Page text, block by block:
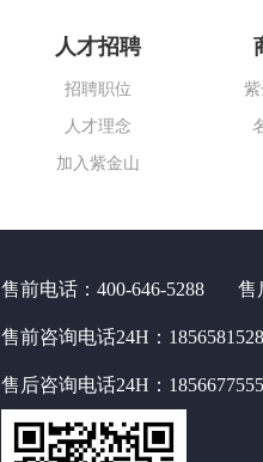
人才招聘
招聘职位
人才理念
加入紫金山
紫
售前电话：400-646-5288 售
售前咨询电话24H：
售后咨询电话24H：